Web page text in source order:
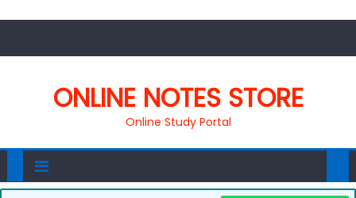
ONLINE NOTES STORE
Online Study Portal